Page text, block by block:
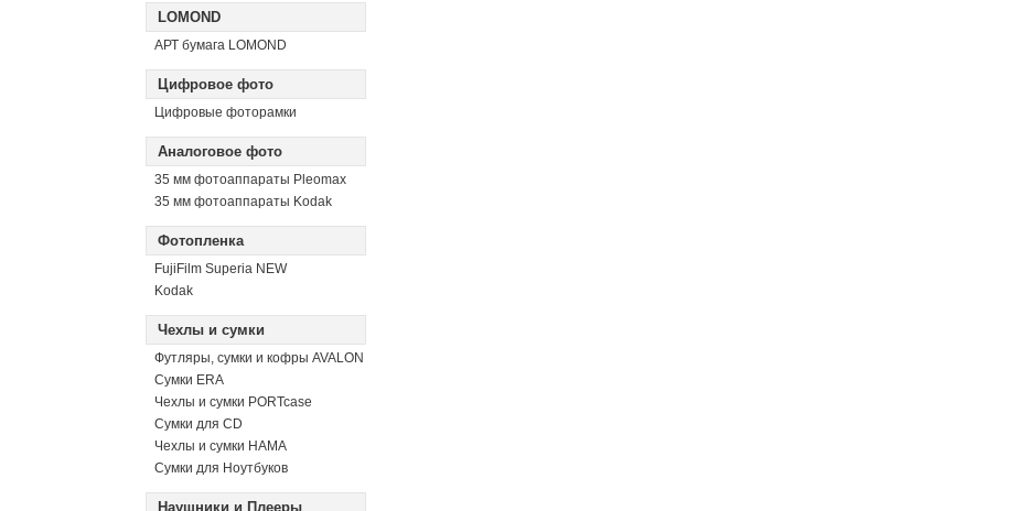
LOMOND
АРТ бумага LOMOND
Цифровое фото
Цифровые фоторамки
Аналоговое фото
35 мм фотоаппараты Pleomax
35 мм фотоаппараты Kodak
Фотопленка
FujiFilm Superia NEW
Kodak
Чехлы и сумки
Футляры, сумки и кофры AVALON
Сумки ERA
Чехлы и сумки PORTcase
Сумки для CD
Чехлы и сумки HAMA
Сумки для Ноутбуков
Наушники и Плееры